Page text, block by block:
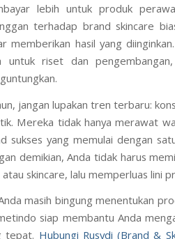
lebih untuk produk
terhadap brand skincare
memberikan hasil yang
untuk riset dan
jangan lupakan tren terbaru:
Mereka tidak hanya merawat
sukses yang memulai dengan
demikian, Anda tidak harus
skincare, lalu memperluas lini
masih bingung menentukan
siap membantu Anda
tepat. Hubungi Rusydi (Brand &